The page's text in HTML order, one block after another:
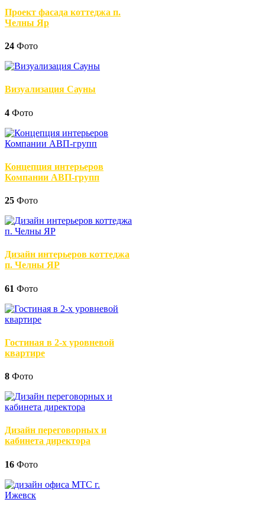
Проект фасада коттеджа п.
Челны Яр
24 Фото
Визуализация Сауны
4 Фото
Концепция интерьеров
Компании АВП-групп
25 Фото
Дизайн интерьеров коттеджа
п. Челны ЯР
61 Фото
Гостиная в 2-х уровневой
квартире
8 Фото
Дизайн переговорных и
кабинета директора
16 Фото